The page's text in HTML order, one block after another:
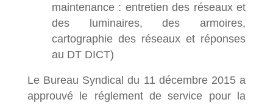
maintenance : entretien des réseaux et
des luminaires, des armoires,
cartographie des réseaux et réponses
au DT DICT)
Le Bureau Syndical du 11 décembre 2015 a
approuvé le réglement de service pour la